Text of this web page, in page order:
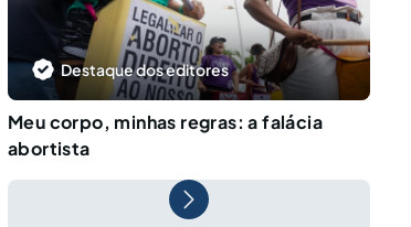
Destaque dos editores
Meu corpo, minhas regras: a falácia
abortista